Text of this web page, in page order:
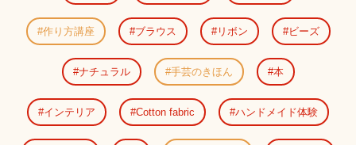
作り方講座 ブラウス リボン ビーズ
ナチュラル 手芸のきほん 本
インテリア Cotton fabric ハンドメイド体験